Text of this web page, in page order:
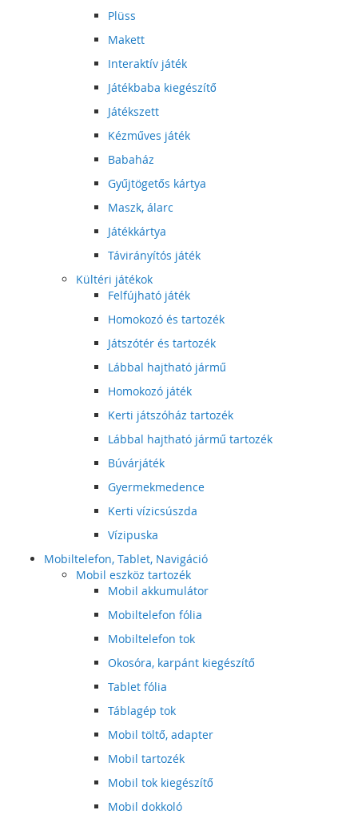
Plüss
Makett
Interaktív játék
Játékbaba kiegészítő
Játékszett
Kézműves játék
Babaház
Gyűjtögetős kártya
Maszk, álarc
Játékkártya
Távirányítós játék
Kültéri játékok
Felfújható játék
Homokozó és tartozék
Játszótér és tartozék
Lábbal hajtható jármű
Homokozó játék
Kerti játszóház tartozék
Lábbal hajtható jármű tartozék
Búvárjáték
Gyermekmedence
Kerti vízicsúszda
Vízipuska
Mobiltelefon, Tablet, Navigáció
Mobil eszköz tartozék
Mobil akkumulátor
Mobiltelefon fólia
Mobiltelefon tok
Okosóra, karpánt kiegészítő
Tablet fólia
Táblagép tok
Mobil töltő, adapter
Mobil tartozék
Mobil tok kiegészítő
Mobil dokkoló